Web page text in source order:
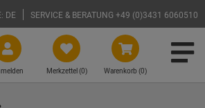
DE SERVICE & BERATUNG +49 (0)3431 6060510
Warenkorb (0)
Merkzettel (0)